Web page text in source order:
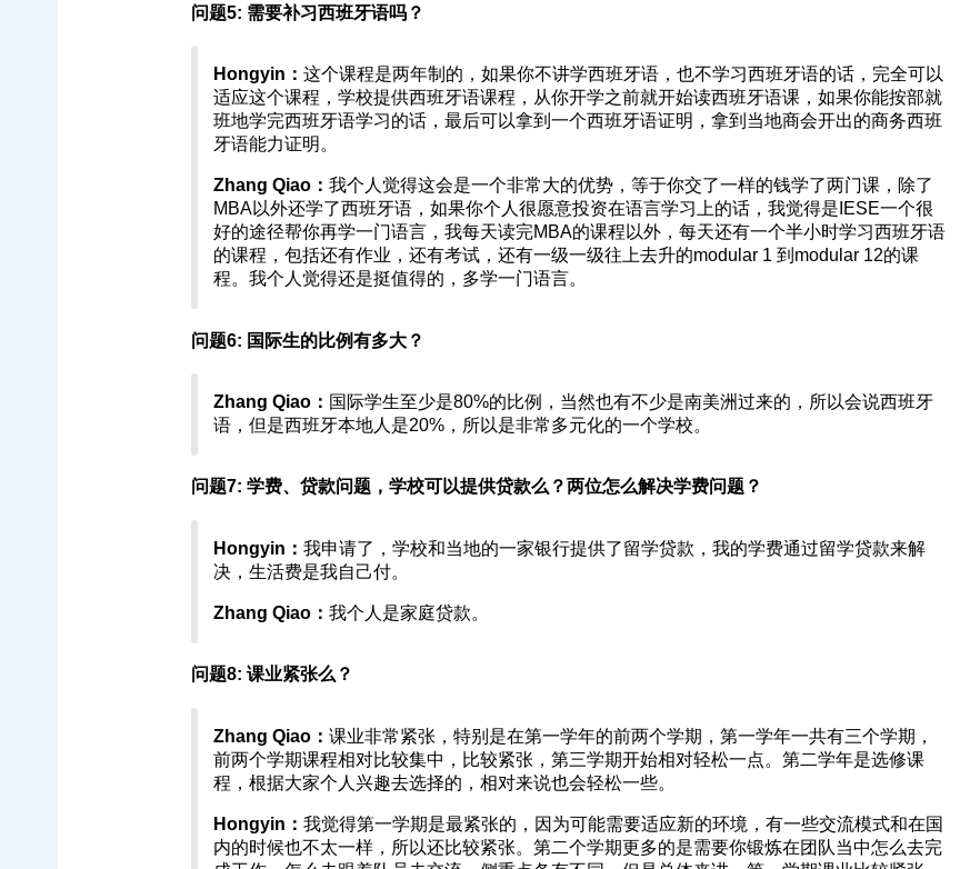
问题5: 需要补习西班牙语吗？
Hongyin： 这个课程是两年制的，如果你不讲学西班牙语，也不学习西班牙语的话，完全可以
适应这个课程，学校提供西班牙语课程，从你开学之前就开始读西班牙语课，如果你能按部就
班地学完西班牙语学习的话，最后可以拿到一个西班牙语证明，拿到当地商会开出的商务西班
牙语能力证明。
Zhang Qiao： 我个人觉得这会是一个非常大的优势，等于你交了一样的钱学了两门课，除了
MBA以外还学了西班牙语，如果你个人很愿意投资在语言学习上的话，我觉得是IESE一个很
好的途径帮你再学一门语言，我每天读完MBA的课程以外，每天还有一个半小时学习西班牙语
的课程，包括还有作业，还有考试，还有一级一级往上去升的modular 1 到modular 12的课
程。我个人觉得还是挺值得的，多学一门语言。
问题6: 国际生的比例有多大？
Zhang Qiao： 国际学生至少是80%的比例，当然也有不少是南美洲过来的，所以会说西班牙
语，但是西班牙本地人是20%，所以是非常多元化的一个学校。
问题7: 学费、贷款问题，学校可以提供贷款么？两位怎么解决学费问题？
Hongyin： 我申请了，学校和当地的一家银行提供了留学贷款，我的学费通过留学贷款来解
决，生活费是我自己付。
Zhang Qiao： 我个人是家庭贷款。
问题8: 课业紧张么？
Zhang Qiao： 课业非常紧张，特别是在第一学年的前两个学期，第一学年一共有三个学期，
前两个学期课程相对比较集中，比较紧张，第三学期开始相对轻松一点。第二学年是选修课
程，根据大家个人兴趣去选择的，相对来说也会轻松一些。
Hongyin： 我觉得第一学期是最紧张的，因为可能需要适应新的环境，有一些交流模式和在国
内的时候也不太一样，所以还比较紧张。第二个学期更多的是需要你锻炼在团队当中怎么去完